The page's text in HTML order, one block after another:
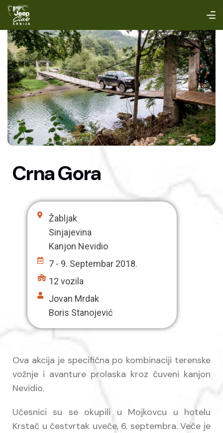
Crna Gora
Žabljak
Sinjajevina
Kanjon Nevidio
7 - 9. Septembar 2018.
12 vozila
Jovan Mrdak
Boris Stanojević
Ova akcija je specifična po kombinaciji terenske
vožnje i avanture prolaska kroz čuveni kanjon
Nevidio.
Učesnici su se okupili u Mojkovcu u hotelu
Krstač u čestvrtak uveče, 6. septembra. Veče je